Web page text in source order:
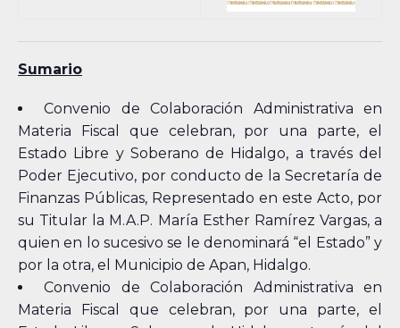
Sumario
Convenio de Colaboración Administrativa en
Materia Fiscal que celebran, por una parte, el
Estado Libre y Soberano de Hidalgo, a través del
Poder Ejecutivo, por conducto de la Secretaría de
Finanzas Públicas, Representado en este Acto, por
su Titular la M.A.P. María Esther Ramírez Vargas, a
quien en lo sucesivo se le denominará “el Estado” y
por la otra, el Municipio de Apan, Hidalgo.
Convenio de Colaboración Administrativa en
Materia Fiscal que celebran, por una parte, el